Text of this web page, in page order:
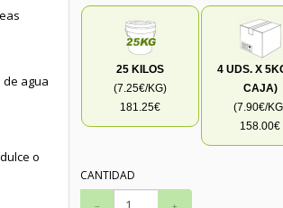
agua
o
25 KILOS
(7.25€/KG)
181.25€
4 UDS. X
CAJA)
(7.90€/
158.00€
CANTIDAD